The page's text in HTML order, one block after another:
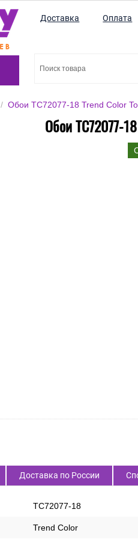
Доставка Оплата
/ Обои TC72077-18 Trend Color
Обои TC72077-
Доставка по России
TC72077-18
Trend Color